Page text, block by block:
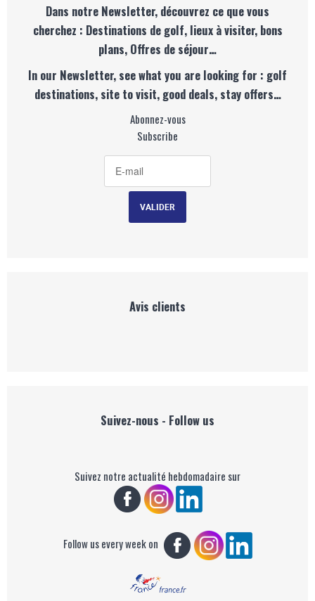
Dans notre Newsletter, découvrez ce que vous
cherchez : Destinations de golf, lieux à visiter, bons
plans, Offres de séjour…
In our Newsletter, see what you are looking for : golf
destinations, site to visit, good deals, stay offers…
Abonnez-vous
Subscribe
Avis clients
Suivez-nous - Follow us
Suivez notre actualité hebdomadaire sur
Follow us every week on